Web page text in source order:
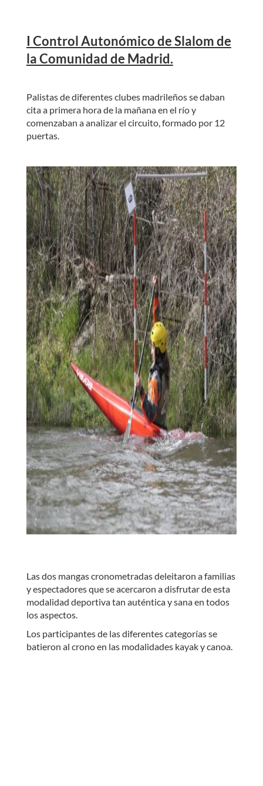
I Control Autonómico de Slalom de
la Comunidad de Madrid.
Palistas de diferentes clubes madrileños se daban
cita a primera hora de la mañana en el río y
comenzaban a analizar el circuito, formado por 12
puertas.
Las dos mangas cronometradas deleitaron a familias
y espectadores que se acercaron a disfrutar de esta
modalidad deportiva tan auténtica y sana en todos
los aspectos.
Los participantes de las diferentes categorías se
batieron al crono en las modalidades kayak y canoa.